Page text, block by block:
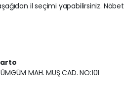
il seçimi yapabilirsiniz.
MAH. MUŞ CAD. NO:101